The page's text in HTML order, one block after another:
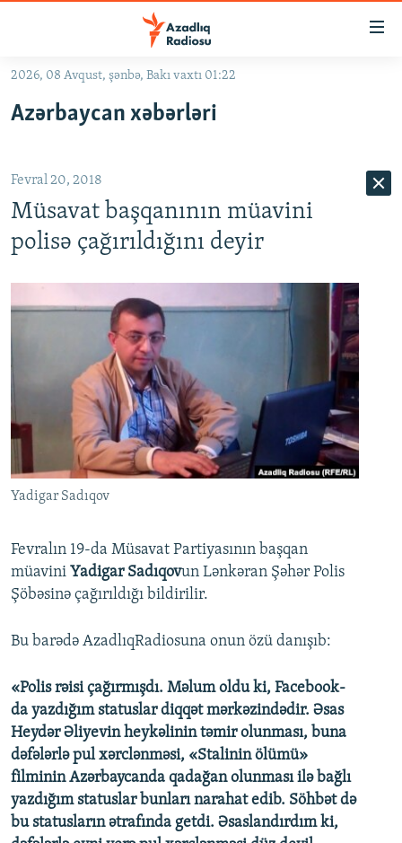
Əsas
qayıt
qayıt
Axtarışa
QANUNI DOĞRU
FOTOQALEREYA
İNFOQRAFIKA
KARIKATURA
OXU ZALI
AZƏRBAYCAN ƏDƏBIYYATI KITABXANASI
İSLAM VƏ DEMOKRATIYA
HAQQIMIZDA
MISSIYAMIZ
PEŞƏ ETIKASI VƏ JURNALISTIKA STANDARTLARIMIZ
BIZIMLƏ ƏLAQƏ
XƏBƏR BÜLLETENLƏRIMIZ
BIZI IZLƏ
2026, 08 Avqust, şənbə, Bakı vaxtı 01:22
Azərbaycan xəbərləri
Fevral 20, 2018
Müsavat başqanının müavini
polisə çağırıldığını deyir
Yadigar Sadıqov
Fevralın 19-da Müsavat Partiyasının başqan
müavini Yadigar Sadıqovun Lənkəran Şəhər Polis
Şöbəsinə çağırıldığı bildirilir.
Bu barədə AzadlıqRadiosuna onun özü danışıb:
«Polis rəisi çağırmışdı. Məlum oldu ki, Facebook-
da yazdığım statuslar diqqət mərkəzindədir. Əsas
Heydər Əliyevin heykəlinin təmir olunması, buna
dəfələrlə pul xərclənməsi, «Stalinin ölümü»
filminin Azərbaycanda qadağan olunması ilə bağlı
yazdığım statuslar bunları narahat edib. Söhbət də
bu statusların ətrafında getdi. Əsaslandırdım ki,